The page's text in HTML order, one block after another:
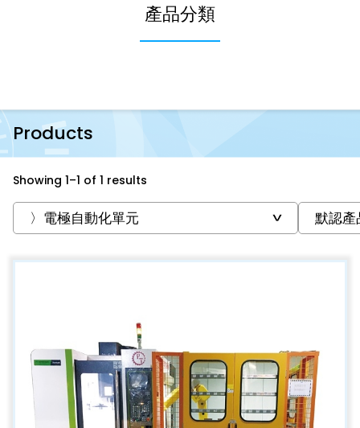
產品分類
Products
Showing 1–1 of 1 results